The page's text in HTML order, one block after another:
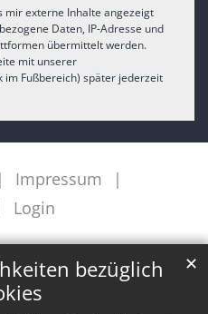
bezüglich
✕
mir externe Inhalte angezeigt
Daten, IP-Adresse und
übermittelt werden.
mit unserer
im Fußbereich) später jederzeit
Impressum
Login